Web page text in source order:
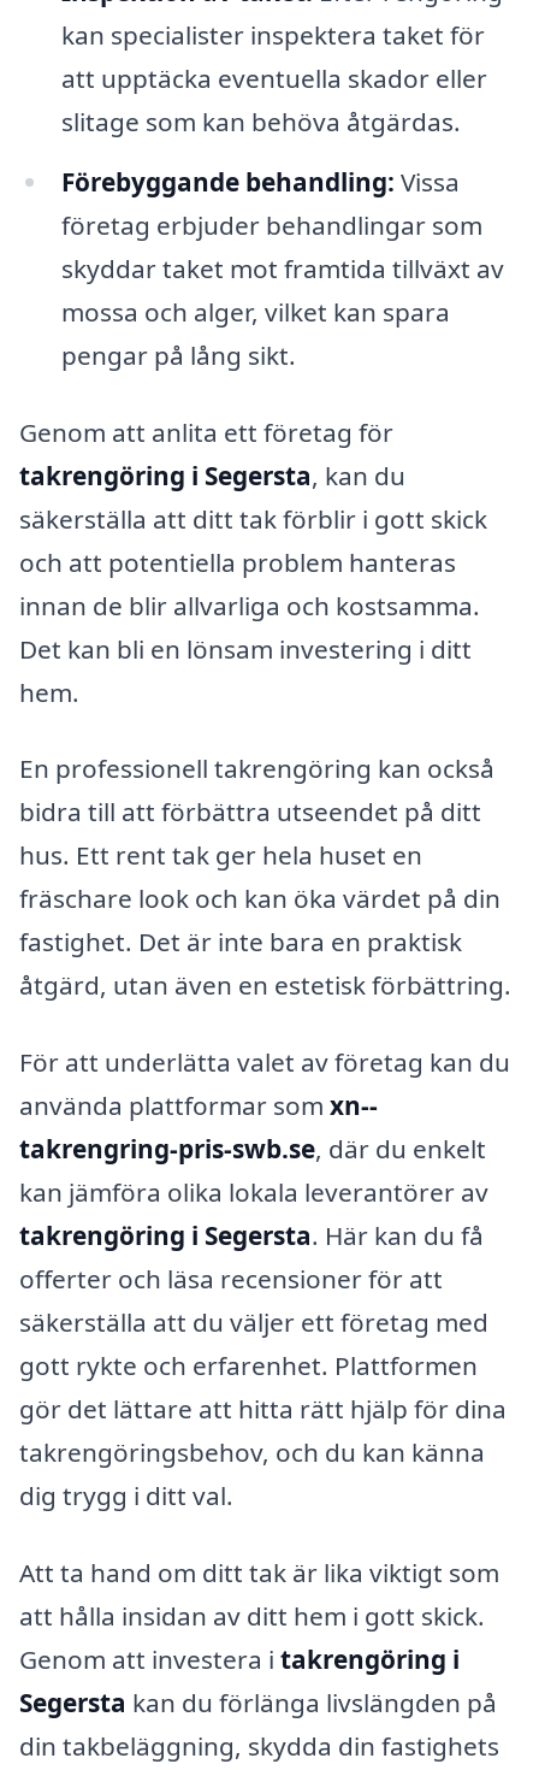
kan specialister inspektera taket för
att upptäcka eventuella skador eller
slitage som kan behöva åtgärdas.
Förebyggande behandling: Vissa
företag erbjuder behandlingar som
skyddar taket mot framtida tillväxt av
mossa och alger, vilket kan spara
pengar på lång sikt.
Genom att anlita ett företag för
takrengöring i Segersta, kan du
säkerställa att ditt tak förblir i gott skick
och att potentiella problem hanteras
innan de blir allvarliga och kostsamma.
Det kan bli en lönsam investering i ditt
hem.
En professionell takrengöring kan också
bidra till att förbättra utseendet på ditt
hus. Ett rent tak ger hela huset en
fräschare look och kan öka värdet på din
fastighet. Det är inte bara en praktisk
åtgärd, utan även en estetisk förbättring.
För att underlätta valet av företag kan du
använda plattformar som xn--
takrengring-pris-swb.se, där du enkelt
kan jämföra olika lokala leverantörer av
takrengöring i Segersta. Här kan du få
offerter och läsa recensioner för att
säkerställa att du väljer ett företag med
gott rykte och erfarenhet. Plattformen
gör det lättare att hitta rätt hjälp för dina
takrengöringsbehov, och du kan känna
dig trygg i ditt val.
Att ta hand om ditt tak är lika viktigt som
att hålla insidan av ditt hem i gott skick.
Genom att investera i takrengöring i
Segersta kan du förlänga livslängden på
din takbeläggning, skydda din fastighets